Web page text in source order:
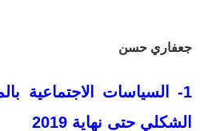
جعفاري حسن
1- السياسات الاجتماعية
الشكلي حتى نهاية 2019